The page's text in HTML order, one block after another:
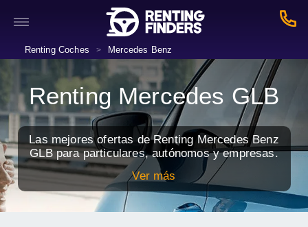
Renting Coches > Mercedes Benz
Renting Mercedes GLB
Las mejores ofertas de Renting Mercedes Benz
GLB para particulares, autónomos y empresas.
Ver más